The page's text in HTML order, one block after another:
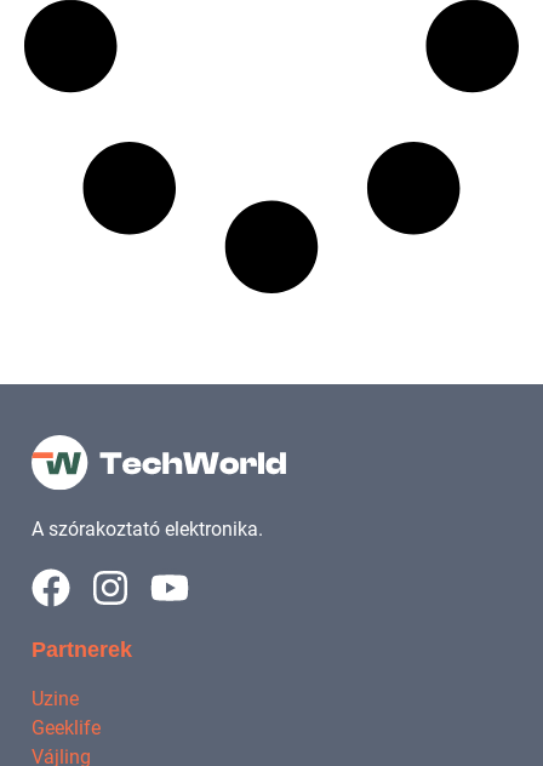
A szórakoztató elektronika.
Partnerek
Uzine
Geeklife
Vájling